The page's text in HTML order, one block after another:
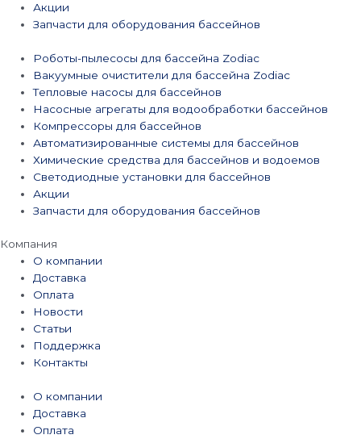
Акции
Запчасти для оборудования бассейнов
Роботы-пылесосы для бассейна Zodiac
Вакуумные очистители для бассейна Zodiac
Тепловые насосы для бассейнов
Насосные агрегаты для водообработки бассейнов
Компрессоры для бассейнов
Автоматизированные системы для бассейнов
Химические средства для бассейнов и водоемов
Светодиодные установки для бассейнов
Акции
Запчасти для оборудования бассейнов
Компания
О компании
Доставка
Оплата
Новости
Статьи
Поддержка
Контакты
О компании
Доставка
Оплата